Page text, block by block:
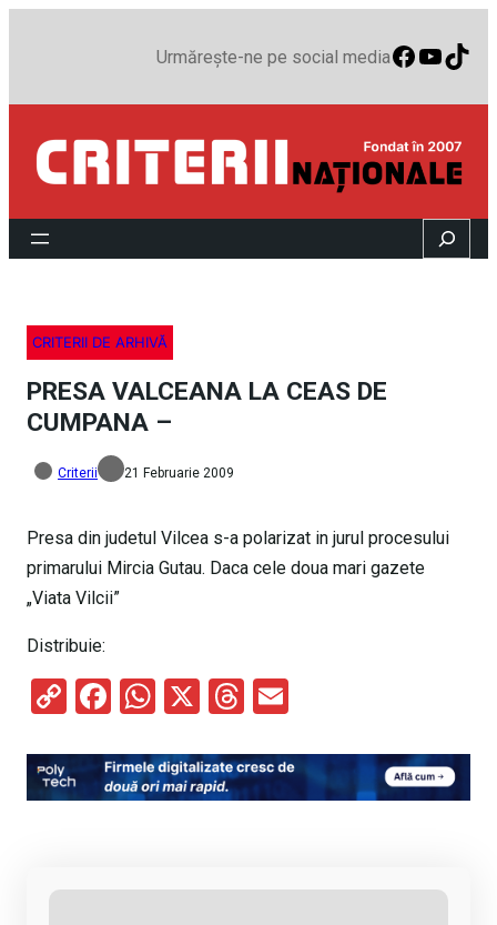
Urmărește-ne pe social media
Search
CRITERII DE ARHIVĂ
PRESA VALCEANA LA CEAS DE
CUMPANA –
Criterii 21 Februarie 2009
Presa din judetul Vilcea s-a polarizat in jurul procesului
primarului Mircia Gutau. Daca cele doua mari gazete
„Viata Vilcii”
Distribuie:
C
py
Li
F
ce
b
W
at
s
X
T
e
a
ail